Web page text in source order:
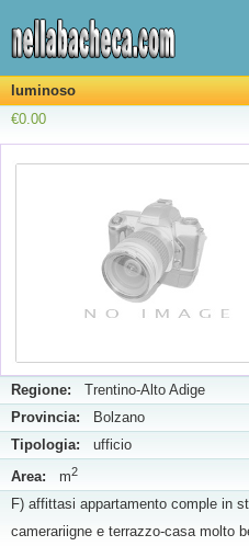
luminoso
€0.00
Regione: Trentino-Alto Adige
Provincia: Bolzano
Tipologia: ufficio
Area: m2
F) affittasi appartamento comple in
camerariigne e terrazzo-casa molto